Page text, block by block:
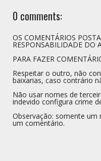
0 comments:
OS COMENTÁRIOS
RESPONSABILIDADE DO
PARA FAZER
Respeitar o outro, não
baixarias, caso contrário
Não usar nomes de
indevido configura crime
Observação: somente
um comentário.